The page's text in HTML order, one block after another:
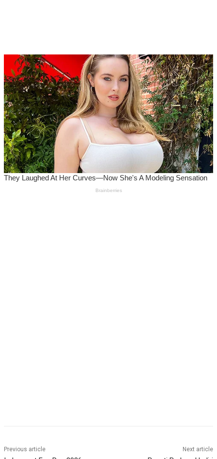
Previous article Next article